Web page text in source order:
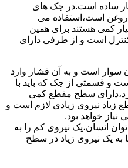
ساده است.در جک های
روغن است،استفاده می
کمی هستند برای همین
است و از طرفی دارای
است و به آن فشار وارد
و قسمتی از جک که باید با
سطح مقطع کمی
نیروی زیادی لازم است و
خواهد بود.
انسان،یک نیروی کم را به
یک نیروی زیاد در سطح